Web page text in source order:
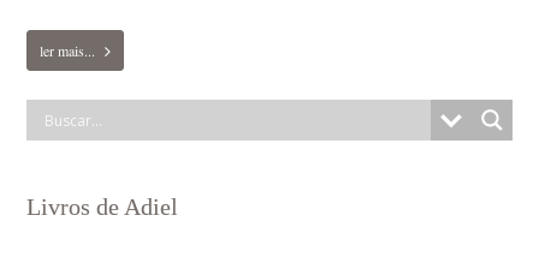
ler mais...
Livros de Adiel